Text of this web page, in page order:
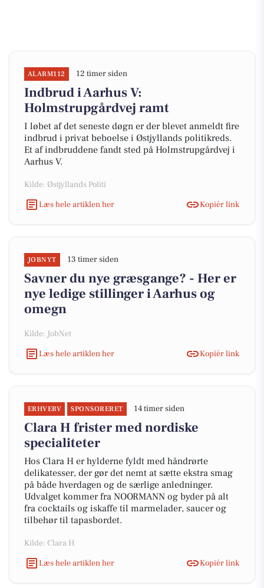
ALARM112 12 timer siden
Indbrud i Aarhus V:
Holmstrupgårdvej ramt
I løbet af det seneste døgn er der blevet anmeldt fire
indbrud i privat beboelse i Østjyllands politikreds.
Et af indbruddene fandt sted på Holmstrupgårdvej i
Aarhus V.
Kilde: Østjyllands Politi
Læs hele artiklen her
Kopiér link
JOBNYT 13 timer siden
Savner du nye græsgange? - Her er
nye ledige stillinger i Aarhus og
omegn
Kilde: JobNet
Læs hele artiklen her
Kopiér link
ERHVERV SPONSORERET 14 timer siden
Clara H frister med nordiske
specialiteter
Hos Clara H er hylderne fyldt med håndrørte
delikatesser, der gør det nemt at sætte ekstra smag
på både hverdagen og de særlige anledninger.
Udvalget kommer fra NOORMANN og byder på alt
fra cocktails og iskaffe til marmelader, saucer og
tilbehør til tapasbordet.
Kilde: Clara H
Læs hele artiklen her
Kopiér link